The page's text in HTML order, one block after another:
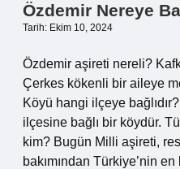
Özdemir Nereye
Tarih: Ekim 10, 2024
Özdemir aşireti nereli?
Çerkes kökenli bir aileye
Köyü hangi ilçeye
ilçesine bağlı bir köydür.
kim? Bugün Milli aşireti,
bakımından Türkiye’nin